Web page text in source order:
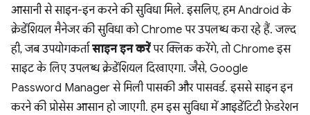
आसानी से साइन-इन करने की सुविधा मिले. इसलिए, हम Android के
क्रेडेंशियल मैनेजर की सुविधा को Chrome पर उपलब्ध करा रहे हैं. जल्द
ही, जब उपयोगकर्तासाइन इन करेंपर क्लिक करेंगे, तो Chrome इस
साइट के लिए उपलब्ध क्रेडेंशियल दिखाएगा. जैसे, Google
Password Manager से मिली पासकी और पासवर्ड. इससे साइन इन
करने की प्रोसेस आसान हो जाएगी. हम इस सुविधा में आइडेंटिटी फ़ेडरेशन